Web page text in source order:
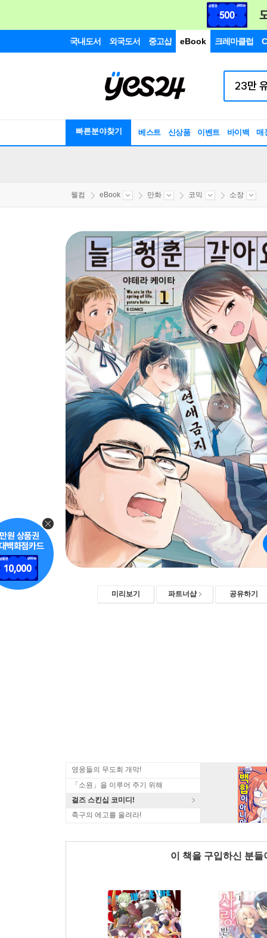
국내도서 외국도서 중고샵 eBook 크레마클럽
빠른분야찾기 베스트 신상품 이벤트 바이백 매
웰컴 eBook 만화 코믹 소장
미리보기 파트너샵 공유하기
영웅들의 무도회 개막!
「소원」을 이루어 주기 위해
걸즈 스킨십 코미디!
축구의 에고를 울려라!
이 책을 구입하신 분